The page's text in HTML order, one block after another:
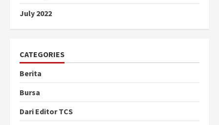
July 2022
CATEGORIES
Berita
Bursa
Dari Editor TCS